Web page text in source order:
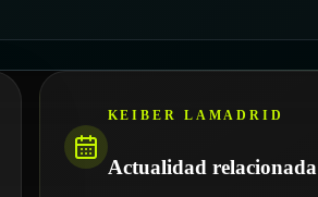
KEIBER LAMADRID
Actualidad relacionada